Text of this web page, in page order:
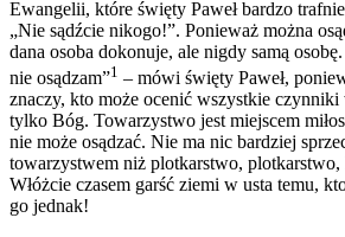
Ewangelii, które święty Paweł bardzo
„Nie sądźcie nikogo!”. Ponieważ można
dana osoba dokonuje, ale nigdy samą
nie osądzam”1 – mówi święty Paweł,
znaczy, kto może ocenić wszystkie
tylko Bóg. Towarzystwo jest miejscem
nie może osądzać. Nie ma nic bardziej
towarzystwem niż plotkarstwo, plotkarstwo,
Włóżcie czasem garść ziemi w usta temu,
go jednak!